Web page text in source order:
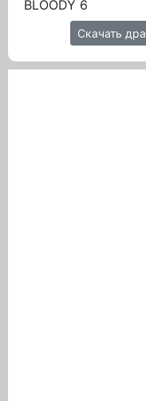
BLOODY 6
Скачать